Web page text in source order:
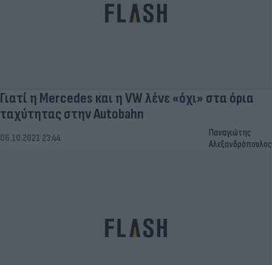
Γιατί η Mercedes και η VW λένε «όχι» στα όρια
ταχύτητας στην Autobahn
06.10.2021 23:44
Παναγιώτης
Αλεξανδρόπουλος